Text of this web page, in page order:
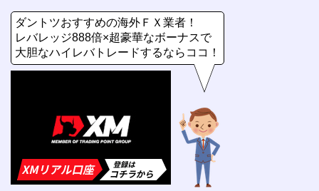
ダントツおすすめの海外ＦＸ業者！
レバレッジ888倍×超豪華なボーナスで
大胆なハイレバトレードするならココ！